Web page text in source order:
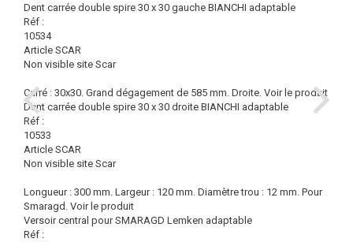
Dent carrée double spire 30 x 30 gauche BIANCHI adaptable
Réf :
10534
Article SCAR
Non visible site Scar
Carré : 30x30. Grand dégagement de 585 mm. Droite. Voir le produit
Dent carrée double spire 30 x 30 droite BIANCHI adaptable
Réf :
10533
Article SCAR
Non visible site Scar
Longueur : 300 mm. Largeur : 120 mm. Diamètre trou : 12 mm. Pour
Smaragd. Voir le produit
Versoir central pour SMARAGD Lemken adaptable
Réf :